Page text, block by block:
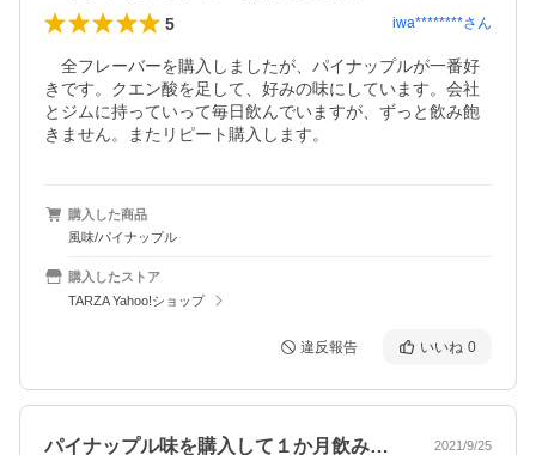
5 iwa********さん
全フレーバーを購入しましたが、パイナップルが一番好
きです。クエン酸を足して、好みの味にしています。会社
とジムに持っていって毎日飲んでいますが、ずっと飲み飽
きません。またリピート購入します。
購入した商品
風味/パイナップル
購入したストア
TARZA Yahoo!ショップ
違反報告 いいね 0
パイナップル味を購入して１か月飲みまし… 2021/9/25